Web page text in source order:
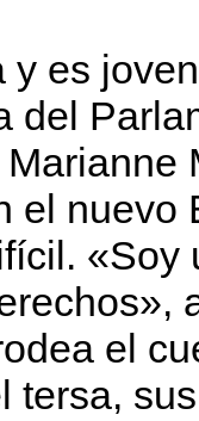
y es
del
el
el
tersa,